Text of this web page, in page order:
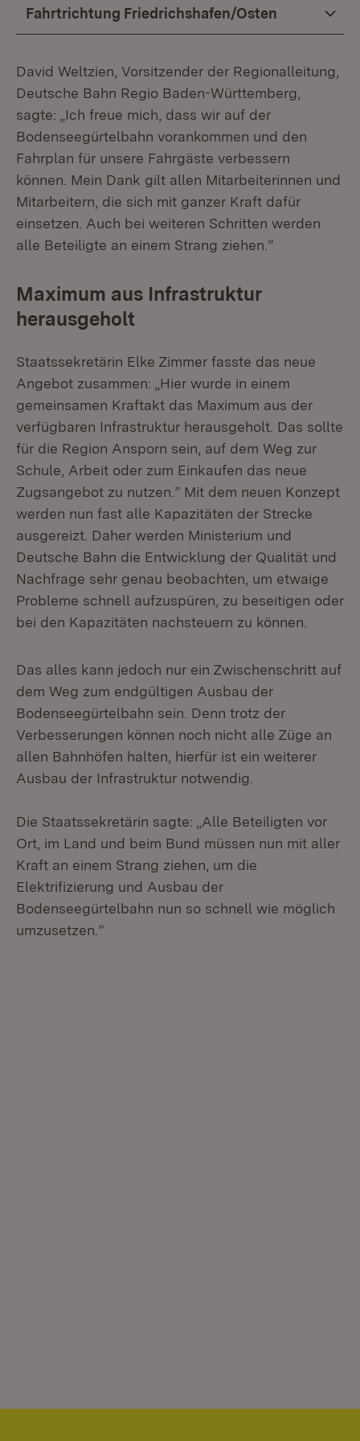
Fahrtrichtung Friedrichshafen/Osten
David Weltzien, Vorsitzender der Regionalleitung,
Deutsche Bahn Regio Baden-Württemberg,
sagte: „Ich freue mich, dass wir auf der
Bodenseegürtelbahn vorankommen und den
Fahrplan für unsere Fahrgäste verbessern
können. Mein Dank gilt allen Mitarbeiterinnen und
Mitarbeitern, die sich mit ganzer Kraft dafür
einsetzen. Auch bei weiteren Schritten werden
alle Beteiligte an einem Strang ziehen.”
Maximum aus Infrastruktur
herausgeholt
Staatssekretärin Elke Zimmer fasste das neue
Angebot zusammen: „Hier wurde in einem
gemeinsamen Kraftakt das Maximum aus der
verfügbaren Infrastruktur herausgeholt. Das sollte
für die Region Ansporn sein, auf dem Weg zur
Schule, Arbeit oder zum Einkaufen das neue
Zugsangebot zu nutzen.” Mit dem neuen Konzept
werden nun fast alle Kapazitäten der Strecke
ausgereizt. Daher werden Ministerium und
Deutsche Bahn die Entwicklung der Qualität und
Nachfrage sehr genau beobachten, um etwaige
Probleme schnell aufzuspüren, zu beseitigen oder
bei den Kapazitäten nachsteuern zu können.
Das alles kann jedoch nur ein Zwischenschritt auf
dem Weg zum endgültigen Ausbau der
Bodenseegürtelbahn sein. Denn trotz der
Verbesserungen können noch nicht alle Züge an
allen Bahnhöfen halten, hierfür ist ein weiterer
Ausbau der Infrastruktur notwendig.
Die Staatssekretärin sagte: „Alle Beteiligten vor
Ort, im Land und beim Bund müssen nun mit aller
Kraft an einem Strang ziehen, um die
Elektrifizierung und Ausbau der
Bodenseegürtelbahn nun so schnell wie möglich
umzusetzen.”